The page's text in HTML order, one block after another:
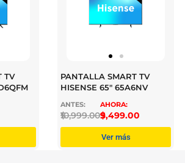
TV
PANTALLA SMART TV
HISENSE 65″ 65A6NV
$
10,999.00$
9,499.00
Ver más